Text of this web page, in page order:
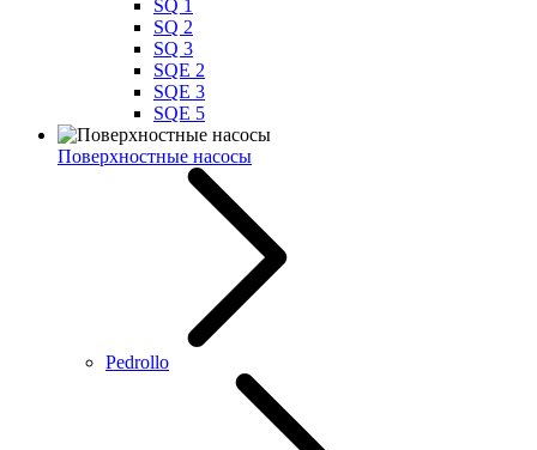
SQ 1
SQ 2
SQ 3
SQE 2
SQE 3
SQE 5
Поверхностные насосы
Pedrollo